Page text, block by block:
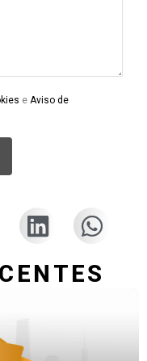
e Aviso de